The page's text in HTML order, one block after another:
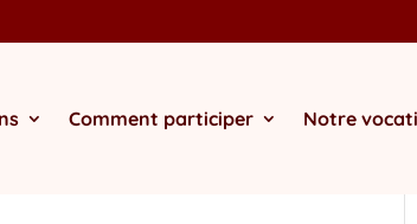
Comment participer Notre